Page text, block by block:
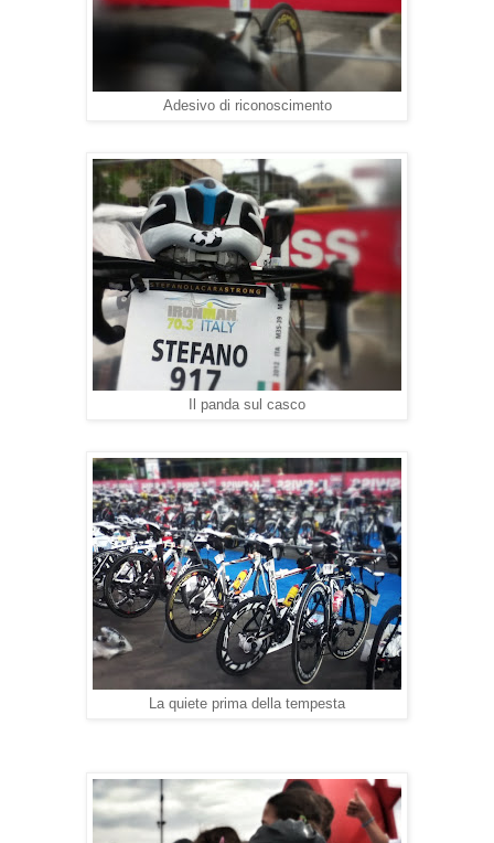
Adesivo di riconoscimento
Il panda sul casco
La quiete prima della tempesta